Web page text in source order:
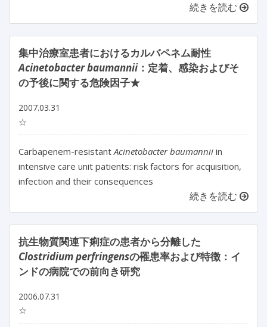
続きを読む
集中治療室患者におけるカルバペネム耐性
Acinetobacter baumannii：定着、感染およびそ
の予後に関する危険因子★
2007.03.31
☆
Carbapenem-resistant Acinetobacter baumannii in
intensive care unit patients: risk factors for acquisition,
infection and their consequences
続きを読む
抗生物質関連下痢症の患者から分離した
Clostridium perfringensの罹患率および特徴：イ
ンドの病院での前向き研究
2006.07.31
☆